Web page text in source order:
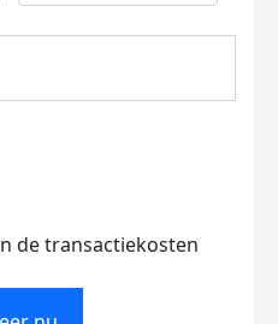
de transactiekosten